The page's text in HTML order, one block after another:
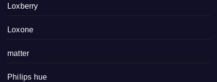
Loxberry
Loxone
matter
Philips hue